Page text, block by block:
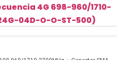
4G 698-960/1710-
04D-O-O-ST-500)